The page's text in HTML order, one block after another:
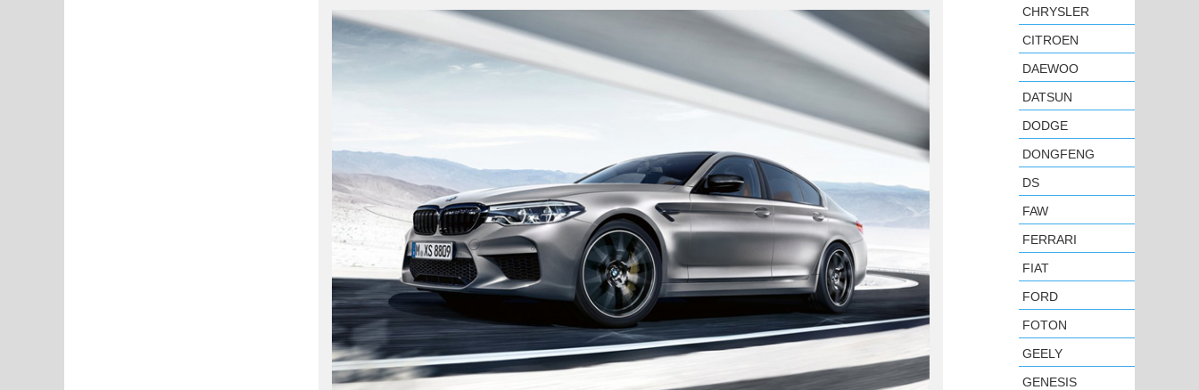
CHRYSLER
CITROEN
DAEWOO
DATSUN
DODGE
DONGFENG
DS
FAW
FERRARI
FIAT
FORD
FOTON
GEELY
GENESIS